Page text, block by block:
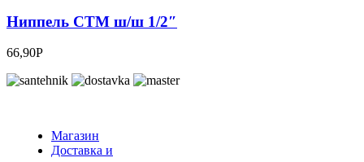
Ниппель CTM ш/ш 1/2″
66,90Р
Магазин
Доставка и